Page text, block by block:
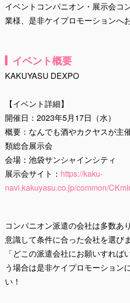
イベントコンパニオン・展示会コ
業様、是非ケイプロモーションへ
イベント概要
KAKUYASU DEXPO
【イベント詳細】
開催日：2023年5月17日（水）
概要：なんでも酒やカクヤスが主
類総合展示会
会場：池袋サンシャインシティ
展示会サイト： https://kaku-
navi.kakuyasu.co.jp/common/
コンパニオン派遣の会社は多数あ
意識して条件に合った会社を選び
「どこの派遣会社にお願いすれば
う場合は是非ケイプロモーション
い！